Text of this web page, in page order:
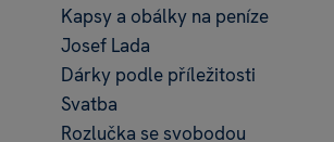
Kapsy a obálky na peníze
Josef Lada
Dárky podle příležitosti
Svatba
Rozlučka se svobodou